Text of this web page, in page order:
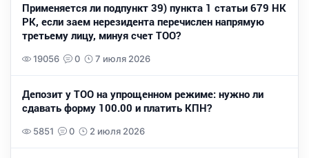
Применяется ли подпункт 39) пункта 1 статьи 679 НК
РК, если заем нерезидента перечислен напрямую
третьему лицу, минуя счет ТОО?
19056 0 7 июля 2026
Депозит у ТОО на упрощенном режиме: нужно ли
сдавать форму 100.00 и платить КПН?
5851 0 2 июля 2026